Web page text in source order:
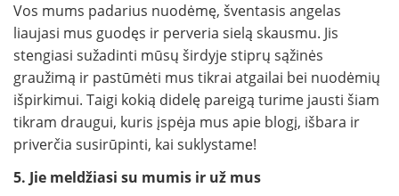
Vos mums padarius nuodėmę, šventasis angelas
liaujasi mus guodęs ir perveria sielą skausmu. Jis
stengiasi sužadinti mūsų širdyje stiprų sąžinės
graužimą ir pastūmėti mus tikrai atgailai bei nuodėmių
išpirkimui. Taigi kokią didelę pareigą turime jausti šiam
tikram draugui, kuris įspėja mus apie blogį, išbara ir
priverčia susirūpinti, kai suklystame!
5. Jie meldžiasi su mumis ir už mus